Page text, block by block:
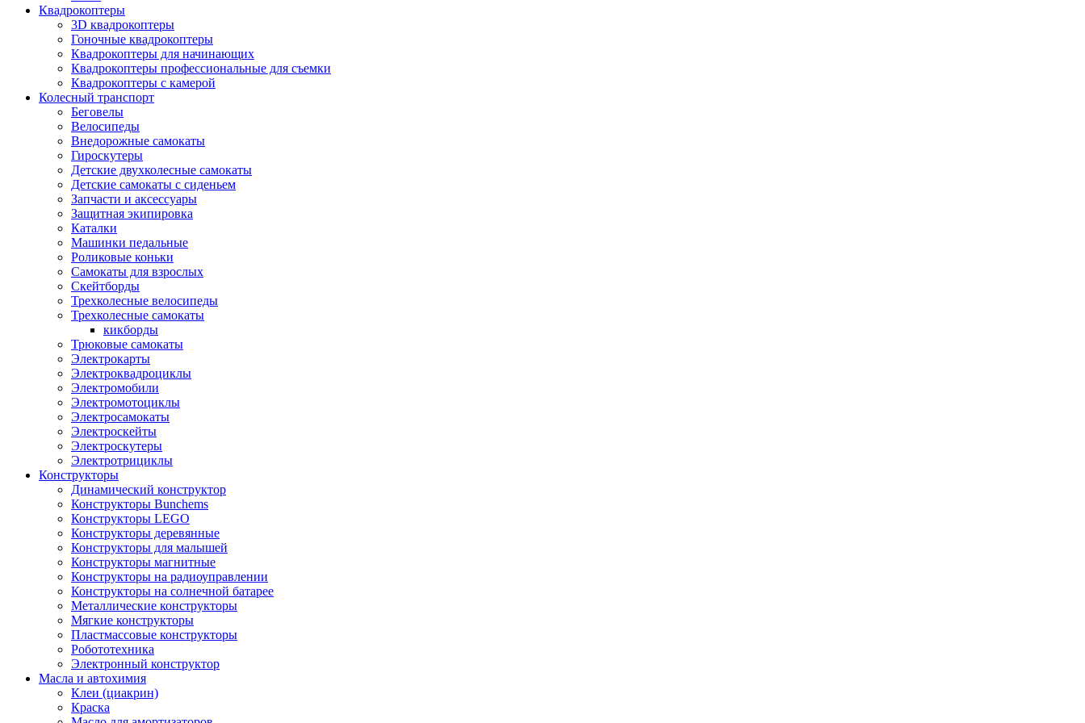
Квадрокоптеры
3D квадрокоптеры
Гоночные квадрокоптеры
Квадрокоптеры для начинающих
Квадрокоптеры профессиональные для съемки
Квадрокоптеры с камерой
Колесный транспорт
Беговелы
Велосипеды
Внедорожные самокаты
Гироскутеры
Детские двухколесные самокаты
Детские самокаты с сиденьем
Запчасти и аксессуары
Защитная экипировка
Каталки
Машинки педальные
Роликовые коньки
Самокаты для взрослых
Скейтборды
Трехколесные велосипеды
Трехколесные самокаты
кикборды
Трюковые самокаты
Электрокарты
Электроквадроциклы
Электромобили
Электромотоциклы
Электросамокаты
Электроскейты
Электроскутеры
Электротрициклы
Конструкторы
Динамический конструктор
Конструкторы Bunchems
Конструкторы LEGO
Конструкторы деревянные
Конструкторы для малышей
Конструкторы магнитные
Конструкторы на радиоуправлении
Конструкторы на солнечной батарее
Металлические конструкторы
Мягкие конструкторы
Пластмассовые конструкторы
Робототехника
Электронный конструктор
Масла и автохимия
Клеи (циакрин)
Краска